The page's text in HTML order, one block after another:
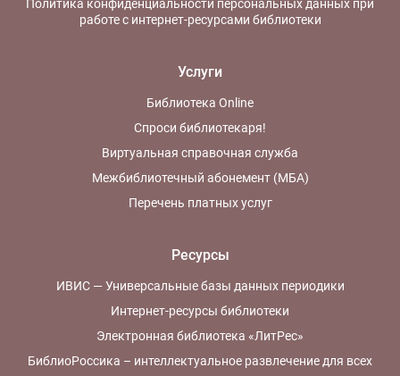
Политика конфиденциальности персональных данных при
работе с интернет-ресурсами библиотеки
Услуги
Библиотека Online
Спроси библиотекаря!
Виртуальная справочная служба
Межбиблиотечный абонемент (МБА)
Перечень платных услуг
Ресурсы
ИВИС — Универсальные базы данных периодики
Интернет-ресурсы библиотеки
Электронная библиотека «ЛитРес»
БиблиоРоссика – интеллектуальное развлечение для всех